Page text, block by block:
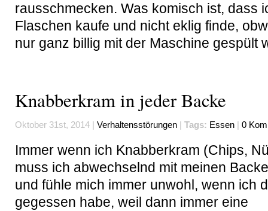
rausschmecken. Was komisch ist, dass
Flaschen kaufe und nicht eklig finde,
nur ganz billig mit der Maschine gespült
Knabberkram in jeder Backe
Oktober 31st, 2014 | Verhaltensstörungen | Tags: Essen | 0
Immer wenn ich Knabberkram (Chips,
muss ich abwechselnd mit meinen
und fühle mich immer unwohl, wenn ich
gegessen habe, weil dann immer eine